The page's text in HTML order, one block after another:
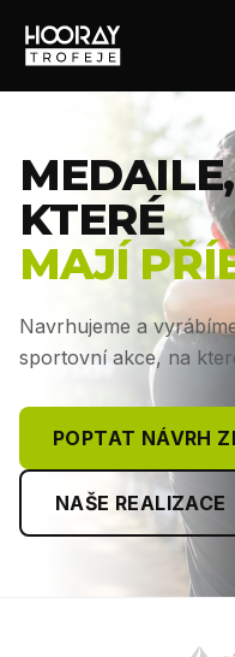
MEDAILE,
KTERÉ
MAJÍ
Navrhujeme a
sportovní akce, na
POPTAT NÁVRH
NAŠE REALIZACE